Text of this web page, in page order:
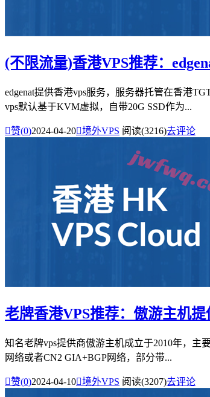
(不限流量)香港VPS推荐：
edgenat提供香港vps服务，服务器托管在香港
vps默认基于KVM虚拟，自带20G SSD作为...
赞(0)2024-04-20境外VPS 阅读(3216)去评论
老牌香港VPS推荐：傲游主机
知名老牌vps提供商傲游主机成立于2010年，主
网络或者CN2 GIA+BGP网络，部分带...
赞(0)2024-04-10境外VPS 阅读(3207)去评论